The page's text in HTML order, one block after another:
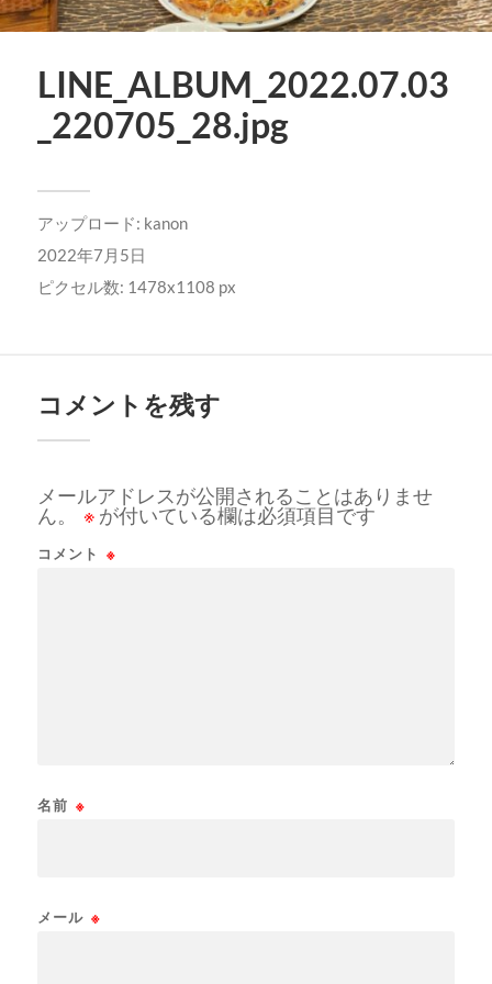
LINE_ALBUM_2022.07.03
_220705_28.jpg
アップロード: kanon
2022年7月5日
ピクセル数: 1478x1108 px
コメントを残す
メールアドレスが公開されることはありませ
ん。
※ が付いている欄は必須項目です
コメント ※
名前 ※
メール ※